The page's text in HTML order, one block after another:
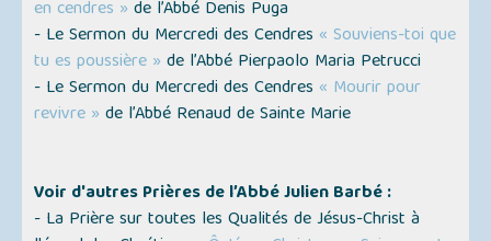
en cendres » de l’Abbé Denis Puga
- Le Sermon du Mercredi des Cendres « Souviens-toi que
tu es poussière » de l’Abbé Pierpaolo Maria Petrucci
- Le Sermon du Mercredi des Cendres « Mourir pour
revivre » de l’Abbé Renaud de Sainte Marie
Voir d'autres Prières de l’Abbé Julien Barbé :
- La Prière sur toutes les Qualités de Jésus-Christ à